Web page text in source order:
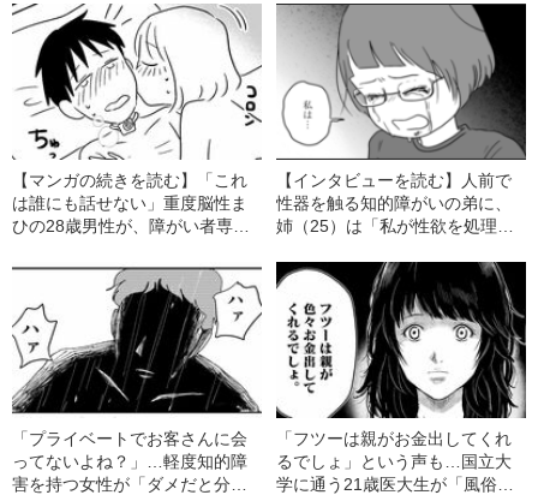
【マンガの続きを読む】「これ
は誰にも話せない」重度脳性ま
ひの28歳男性が、障がい者専門
中身
【インタビューを読む】人前で
性器を触る知的障がいの弟に、
姉（25）は「私が性欲を処理し
俗”の利用者が直面する“現実”
「プライベートでお客さんに会
ってないよね？」…軽度知的障
害を持つ女性が「ダメだと分か
「フツーは親がお金出してくれ
るでしょ」という声も…国立大
学に通う21歳医大生が「風俗で